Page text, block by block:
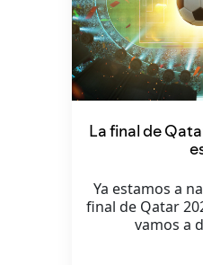
La final de
Ya estamos a
final de Qatar
vamos a